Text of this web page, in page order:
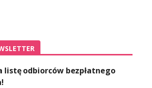
listę odbiorców bezpłatnego